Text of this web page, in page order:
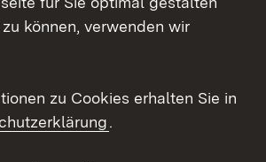
können, verwenden wir
zu Cookies erhalten Sie in
.